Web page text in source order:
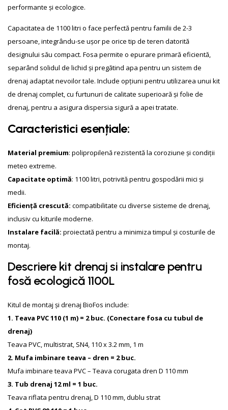
performante și ecologice.
Capacitatea de 1100 litri o face perfectă pentru familii de 2-3
persoane, integrându-se ușor pe orice tip de teren datorită
designului său compact. Fosa permite o epurare primară eficientă,
separând solidul de lichid și pregătind apa pentru un sistem de
drenaj adaptat nevoilor tale. Include opțiuni pentru utilizarea unui kit
de drenaj complet, cu furtunuri de calitate superioară și folie de
drenaj, pentru a asigura dispersia sigură a apei tratate.
Caracteristici esențiale:
Material premium: polipropilenă rezistentă la coroziune și condiții
meteo extreme.
Capacitate optimă: 1100 litri, potrivită pentru gospodării mici și
medii.
Eficiență crescută: compatibilitate cu diverse sisteme de drenaj,
inclusiv cu kiturile moderne.
Instalare facilă: proiectată pentru a minimiza timpul și costurile de
montaj.
Descriere kit drenaj si instalare pentru
fosă ecologică 1100L
Kitul de montaj și drenaj BioFos include:
1. Teava PVC 110 (1 m) = 2 buc. (Conectare fosa cu tubul de
drenaj)
Teava PVC, multistrat, SN4, 110 x 3.2 mm, 1 m
2. Mufa imbinare teava – dren = 2 buc.
Mufa imbinare teava PVC – Teava corugata dren D 110 mm
3. Tub drenaj 12 ml = 1 buc.
Teava riflata pentru drenaj, D 110 mm, dublu strat